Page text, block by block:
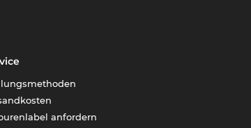
anfordern